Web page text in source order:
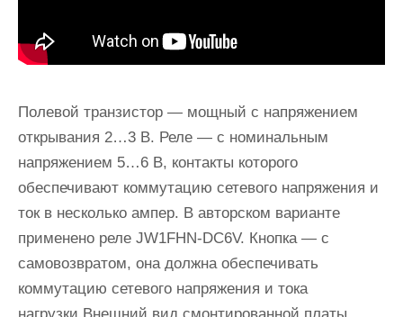
Полевой транзистор — мощный с напряжением
открывания 2…3 В. Реле — с номинальным
напряжением 5…6 В, контакты которого
обеспечивают коммутацию сетевого напряжения и
ток в несколько ампер. В авторском варианте
применено реле JW1FHN-DC6V. Кнопка — с
самовозвратом, она должна обеспечивать
коммутацию сетевого напряжения и тока